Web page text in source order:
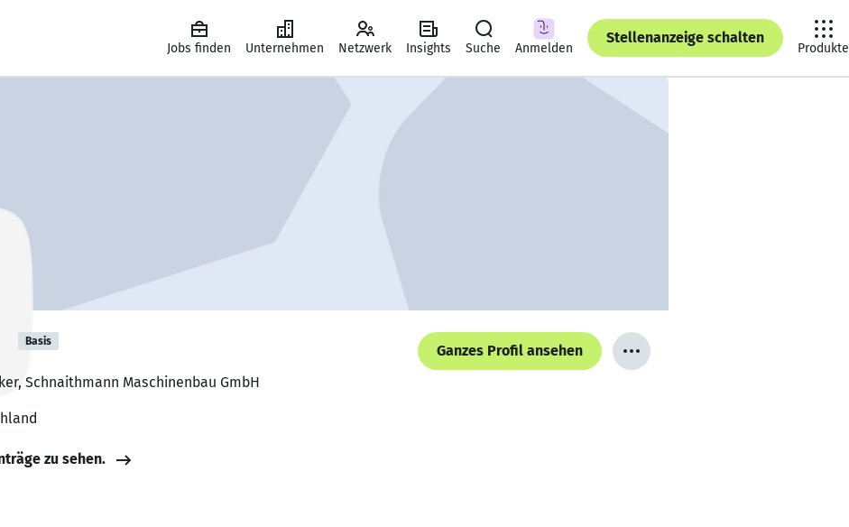
Jobs finden Unternehmen Netzwerk Insights Suche Anmelden
Stellenanzeige schalten
Produkte
Basis
Ganzes Profil ansehen
Schnaithmann Maschinenbau GmbH
zu sehen.